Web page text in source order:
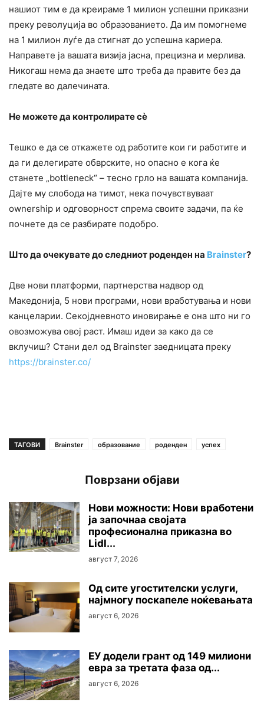
нашиот тим е да креираме 1 милион успешни приказни
преку револуција во образованието. Да им помогнеме
на 1 милион луѓе да стигнат до успешна кариера.
Направете ја вашата визија јасна, прецизна и мерлива.
Никогаш нема да знаете што треба да правите без да
гледате во далечината.
Не можете да контролирате сè
Тешко е да се откажете од работите кои ги работите и
да ги делегирате обврските, но опасно е кога ќе
станете „bottleneck“ – тесно грло на вашата компанија.
Дајте му слобода на тимот, нека почувствуваат
ownership и одговорност спрема своите задачи, па ќе
почнете да се разбирате подобро.
Што да очекувате до следниот роденден на Brainster?
Две нови платформи, партнерства надвор од
Македонија, 5 нови програми, нови вработувања и нови
канцеларии. Секојдневното иновирање е она што ни го
овозможува овој раст. Имаш идеи за како да се
вклучиш? Стани дел од Brainster заедницата преку
https://brainster.co/
ТАГОВИ Brainster образование роденден успех
Поврзани објави
Нови можности: Нови вработени
ја започнаа својата
професионална приказна во
Lidl...
август 7, 2026
Oд сите угостителски услуги,
најмногу поскапеле ноќевањата
август 6, 2026
ЕУ додели грант од 149 милиони
евра за третата фаза од...
август 6, 2026